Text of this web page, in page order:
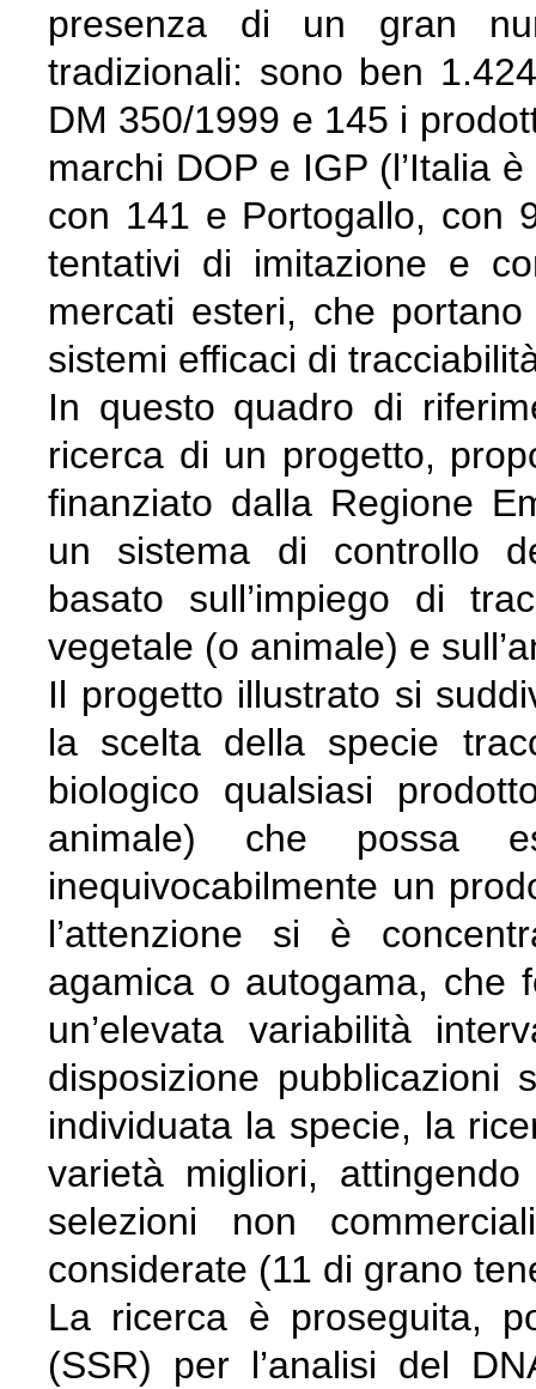
presenza di un gran
tradizionali: sono ben
DM 350/1999 e 145 i
marchi DOP e IGP (l’Italia
con 141 e Portogallo, con
tentativi di imitazione e
mercati esteri, che
sistemi efficaci di
In questo quadro di
ricerca di un progetto,
finanziato dalla Regione
un sistema di controllo
basato sull’impiego di
vegetale (o animale) e
Il progetto illustrato si
la scelta della specie
biologico qualsiasi
animale) che possa
inequivocabilmente un
l’attenzione si è
agamica o autogama, che
un’elevata variabilità
disposizione pubblicazioni
individuata la specie, la
varietà migliori,
selezioni non
considerate (11 di grano
La ricerca è proseguita,
(SSR) per l’analisi del